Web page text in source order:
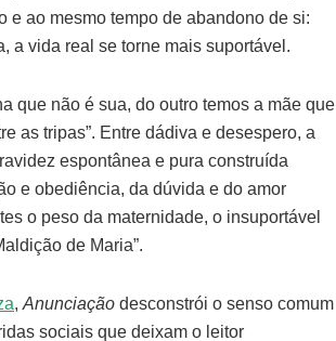
e ao mesmo tempo de abandono de si:
a vida real se torne mais suportável.
que não é sua, do outro temos a mãe que
as tripas”. Entre dádiva e desespero, a
espontânea e pura construída
e obediência, da dúvida e do amor
o peso da maternidade, o insuportável
de Maria”.
, Anunciação desconstrói o senso comum
sociais que deixam o leitor